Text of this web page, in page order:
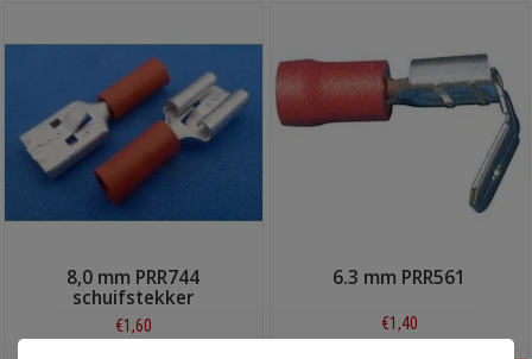
8,0 mm PRR744
schuifstekker
€1,60
6.3 mm PRR561
€1,40